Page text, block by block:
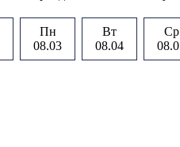
Пн
08.03
Вт
08.04
Ср